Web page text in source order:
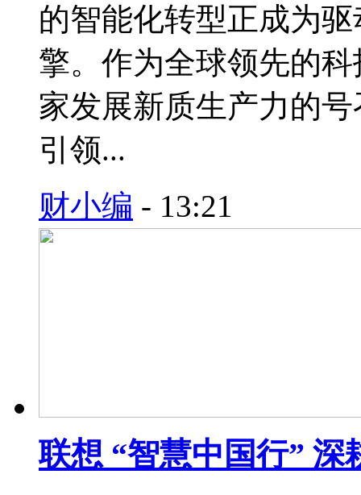
的智能化转型正成为
擎。作为全球领先的
家发展新质生产力的
引领...
财小编 - 13:21
联想 “智慧中国行”